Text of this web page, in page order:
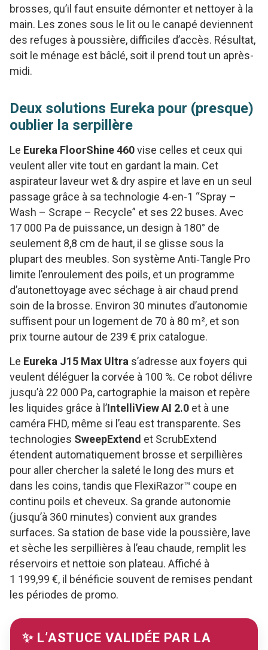
brosses, qu’il faut ensuite démonter et nettoyer à la
main. Les zones sous le lit ou le canapé deviennent
des refuges à poussière, difficiles d’accès. Résultat,
soit le ménage est bâclé, soit il prend tout un après-
midi.
Deux solutions Eureka pour (presque)
oublier la serpillère
Le Eureka FloorShine 460vise celles et ceux qui
veulent aller vite tout en gardant la main. Cet
aspirateur laveur wet & dry aspire et lave en un seul
passage grâce à sa technologie 4-en-1 “Spray –
Wash – Scrape – Recycle” et ses 22 buses. Avec
17 000 Pa de puissance, un design à 180° de
seulement 8,8 cm de haut, il se glisse sous la
plupart des meubles. Son système Anti‑Tangle Pro
limite l’enroulement des poils, et un programme
d’autonettoyage avec séchage à air chaud prend
soin de la brosse. Environ 30 minutes d’autonomie
suffisent pour un logement de 70 à 80 m², et son
prix tourne autour de 239 € prix catalogue.
Le Eureka J15 Max Ultra s’adresse aux foyers qui
veulent déléguer la corvée à 100 %. Ce robot délivre
jusqu’à 22 000 Pa, cartographie la maison et repère
les liquides grâce à l’IntelliView AI 2.0 et à une
caméra FHD, même si l’eau est transparente. Ses
technologies SweepExtend et ScrubExtend
étendent automatiquement brosse et serpillières
pour aller chercher la saleté le long des murs et
dans les coins, tandis que FlexiRazor™ coupe en
continu poils et cheveux. Sa grande autonomie
(jusqu’à 360 minutes) convient aux grandes
surfaces. Sa station de base vide la poussière, lave
et sèche les serpillières à l’eau chaude, remplit les
réservoirs et nettoie son plateau. Affiché à
1 199,99 €, il bénéficie souvent de remises pendant
les périodes de promo.
✨ L’ASTUCE VALIDÉE PAR LA